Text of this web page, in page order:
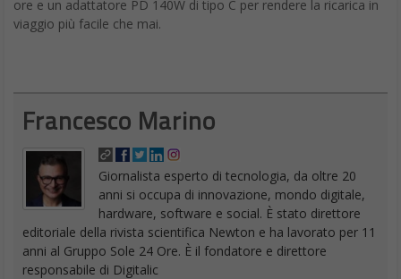
ore e un adattatore PD 140W di tipo C per rendere la ricarica in
viaggio più facile che mai.
Francesco Marino
Giornalista esperto di tecnologia, da oltre 20
anni si occupa di innovazione, mondo digitale,
hardware, software e social. È stato direttore
editoriale della rivista scientifica Newton e ha lavorato per 11
anni al Gruppo Sole 24 Ore. È il fondatore e direttore
responsabile di Digitalic